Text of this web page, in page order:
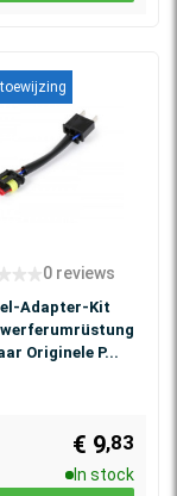
0 reviews
Adapter-Kit
Originele P...
€ 9,83
In stock